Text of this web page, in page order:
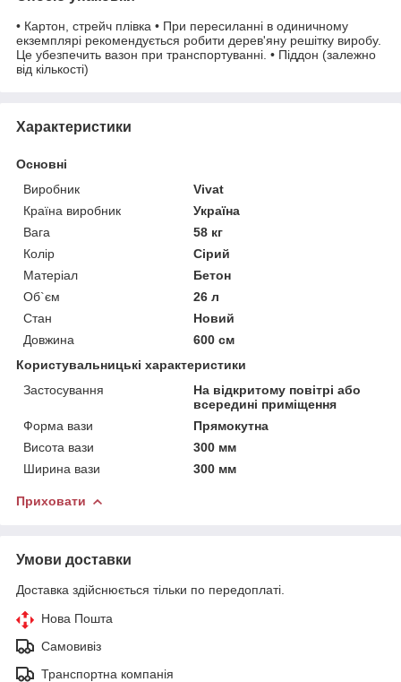
• Картон, стрейч плівка • При пересиланні в одиничному
екземплярі рекомендується робити дерев'яну решітку виробу.
Це убезпечить вазон при транспортуванні. • Піддон (залежно
від кількості)
Характеристики
Основні
Виробник
Vivat
Країна виробник
Україна
Вага
58 кг
Колір
Сірий
Матеріал
Бетон
Об`єм
26 л
Стан
Новий
Довжина
600 см
Користувальницькі характеристики
Застосування
На відкритому повітрі або
всередині приміщення
Форма вази
Прямокутна
Висота вази
300 мм
Ширина вази
300 мм
Приховати
Умови доставки
Доставка здійснюється тільки по передоплаті.
Нова Пошта
Самовивіз
Транспортна компанія